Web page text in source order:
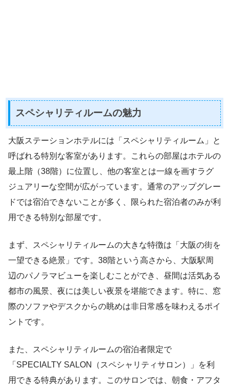
スペシャリティルームの魅力
大阪ステーションホテルには「スペシャリティルーム」と
呼ばれる特別な客室があります。これらの部屋はホテルの
最上階（38階）に位置し、他の客室とは一線を画すラグ
ジュアリーな空間が広がっています。通常のアップグレー
ドでは宿泊できないことが多く、限られた宿泊者のみが利
用できる特別な部屋です。
まず、スペシャリティルームの大きな特徴は「大阪の街を
一望できる絶景」です。38階という高さから、大阪駅周
辺のパノラマビューを楽しむことができ、昼間は活気ある
都市の風景、夜には美しい夜景を堪能できます。特に、窓
際のソファやデスクからの眺めは非日常感を味わえるポイ
ントです。
また、スペシャリティルームの宿泊者限定で
「SPECIALTY SALON（スペシャリティサロン）」を利
用できる特典があります。このサロンでは、朝食・アフタ